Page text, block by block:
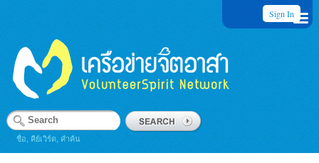
Sign In
ชื่อ, คีย์เวิร์ด, คำค้น